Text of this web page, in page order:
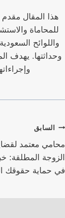
هذا المقال
للمحاماة
واللوائح
وحداثتها. يهدف
تصفّح
المقالات
السابق
محامي معتمد
الزوجة المطلقة:
في حماية حقوقك